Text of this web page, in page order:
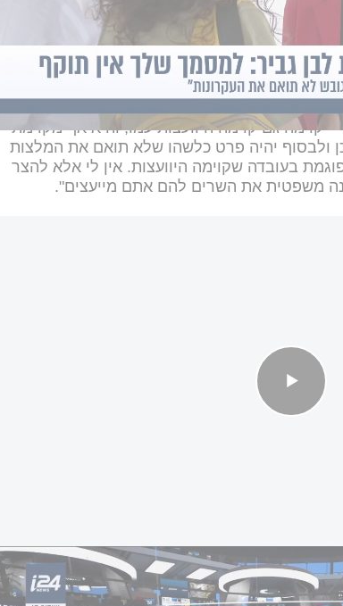
החוקית של השר לביטחון לאומי ואף חובתו",
שונים שייקבעו, ככל שיהיה בכך צורך, בהתאם
לעצם קיום חובת ההיוועצות או לעצם הסמכות
רק במקום שיש בהם צורך".
עם המפכ"ל: "עוד יאמר כי נשלח מענה ענייני
קוימה גם קוימה היוועצות עמו, והיא אף מקוימת
ולבסוף יהיה פרט כלשהו שלא תואם את המלצות
בעובדה שקוימה היוועצות. אין לי אלא להצר
משפטית את השרים להם אתם מייעצים".
בן גביר לאיסור חסימת צירים
בסופו של המכתב, בן גביר כתב כי מדיניותו תיכנס לתוקף בתוך 24 שעות - במידה ולא